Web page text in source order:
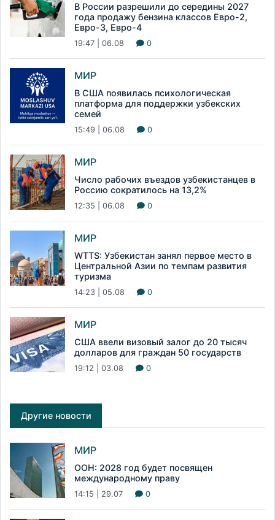
В России разрешили до середины 2027
года продажу бензина классов Евро-2,
Евро-3, Евро-4
19:47 | 06.08 0
МИР
В США появилась психологическая
платформа для поддержки узбекских
семей
15:49 | 06.08 0
МИР
Число рабочих въездов узбекистанцев в
Россию сократилось на 13,2%
12:35 | 06.08 0
МИР
WTTS: Узбекистан занял первое место в
Центральной Азии по темпам развития
туризма
14:23 | 05.08 0
МИР
США ввели визовый залог до 20 тысяч
долларов для граждан 50 государств
19:12 | 03.08 0
Другие новости
МИР
ООН: 2028 год будет посвящен
международному праву
14:15 | 29.07 0